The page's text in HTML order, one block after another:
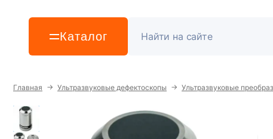
Каталог
Главная → Ультразвуковые дефектоскопы → Ультразвуковые